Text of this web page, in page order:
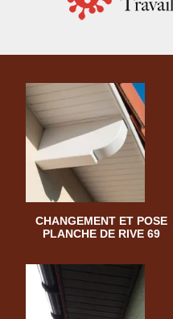
CHANGEMENT ET POSE
PLANCHE DE RIVE 69